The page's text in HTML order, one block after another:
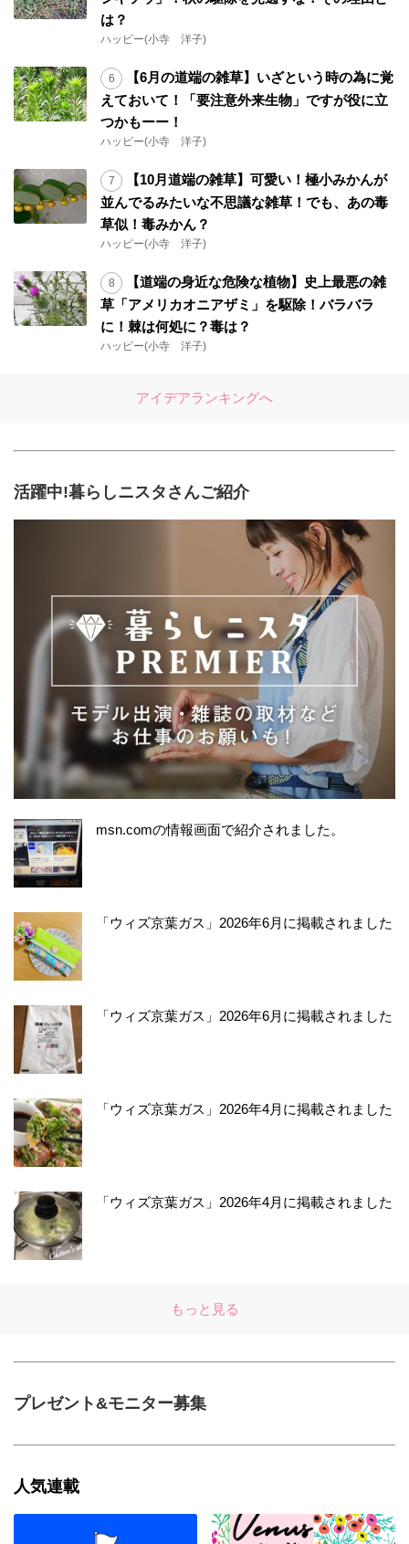
は？
ハッピー(小寺 洋子)
【6月の道端の雑草】いざという時の為に覚
えておいて！「要注意外来生物」ですが役に立
つかもーー！
ハッピー(小寺 洋子)
【10月道端の雑草】可愛い！極小みかんが
並んでるみたいな不思議な雑草！でも、あの毒
草似！毒みかん？
ハッピー(小寺 洋子)
【道端の身近な危険な植物】史上最悪の雑
草「アメリカオニアザミ」を駆除！バラバラ
に！棘は何処に？毒は？
ハッピー(小寺 洋子)
アイデアランキングへ
活躍中!暮らしニスタさんご紹介
msn.comの情報画面で紹介されました。
「ウィズ京葉ガス」2026年6月に掲載されました
「ウィズ京葉ガス」2026年6月に掲載されました
「ウィズ京葉ガス」2026年4月に掲載されました
「ウィズ京葉ガス」2026年4月に掲載されました
もっと見る
プレゼント&モニター募集
人気連載